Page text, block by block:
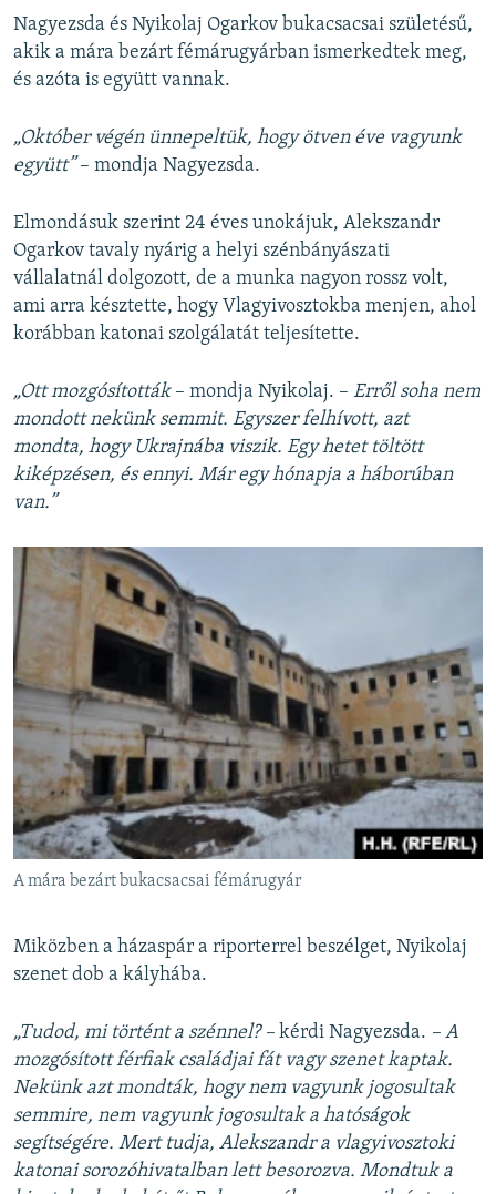
Nagyezsda és Nyikolaj Ogarkov bukacsacsai születésű,
akik a mára bezárt fémárugyárban ismerkedtek meg,
és azóta is együtt vannak.
„Október végén ünnepeltük, hogy ötven éve vagyunk
együtt”– mondja Nagyezsda.
Elmondásuk szerint 24 éves unokájuk, Alekszandr
Ogarkov tavaly nyárig a helyi szénbányászati
vállalatnál dolgozott, de a munka nagyon rossz volt,
ami arra késztette, hogy Vlagyivosztokba menjen, ahol
korábban katonai szolgálatát teljesítette.
„Ott mozgósították– mondja Nyikolaj. – Erről soha nem
mondott nekünk semmit. Egyszer felhívott, azt
mondta, hogy Ukrajnába viszik. Egy hetet töltött
kiképzésen, és ennyi. Már egy hónapja a háborúban
van.”
A mára bezárt bukacsacsai fémárugyár
Miközben a házaspár a riporterrel beszélget, Nyikolaj
szenet dob a kályhába.
„Tudod, mi történt a szénnel? – kérdi Nagyezsda. – A
mozgósított férfiak családjai fát vagy szenet kaptak.
Nekünk azt mondták, hogy nem vagyunk jogosultak
semmire, nem vagyunk jogosultak a hatóságok
segítségére. Mert tudja, Alekszandr a vlagyivosztoki
katonai sorozóhivatalban lett besorozva. Mondtuk a